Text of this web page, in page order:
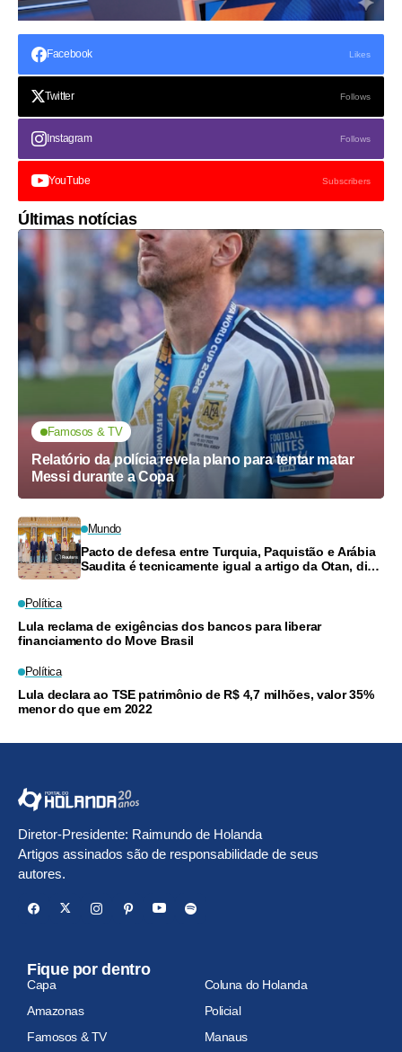
Facebook Likes
Twitter Follows
Instagram Follows
YouTube Subscribers
Últimas notícias
Famosos & TV
Relatório da polícia revela plano para tentar matar
Messi durante a Copa
Mundo
Pacto de defesa entre Turquia, Paquistão e Arábia
Saudita é tecnicamente igual a artigo da Otan, diz
Política
Lula reclama de exigências dos bancos para liberar
financiamento do Move Brasil
Política
Lula declara ao TSE patrimônio de R$ 4,7 milhões, valor 35%
menor do que em 2022
Diretor-Presidente: Raimundo de Holanda
Artigos assinados são de responsabilidade de seus
autores.
Fique por dentro
Capa
Coluna do Holanda
Amazonas
Policial
Famosos & TV
Manaus